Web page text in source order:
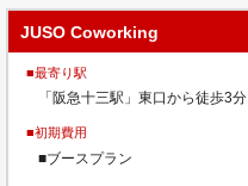
JUSO Coworking
■最寄り駅
「阪急十三駅」東口から徒歩3分
■初期費用
■ブースプラン